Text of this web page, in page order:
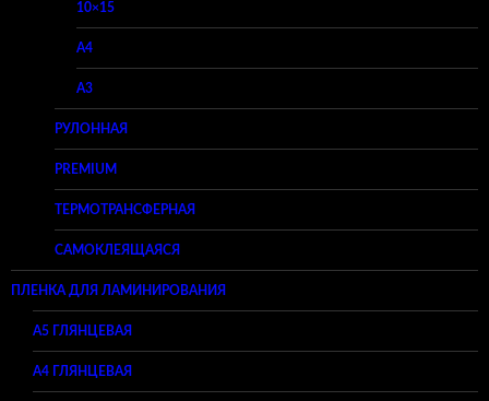
10×15
A4
A3
РУЛОННАЯ
PREMIUM
ТЕРМОТРАНСФЕРНАЯ
САМОКЛЕЯЩАЯСЯ
ПЛЕНКА ДЛЯ ЛАМИНИРОВАНИЯ
A5 ГЛЯНЦЕВАЯ
А4 ГЛЯНЦЕВАЯ